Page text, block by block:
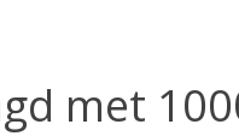
met